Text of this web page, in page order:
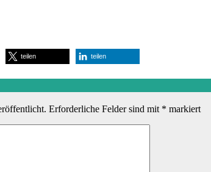
teilen teilen
Erforderliche Felder sind mit * markiert